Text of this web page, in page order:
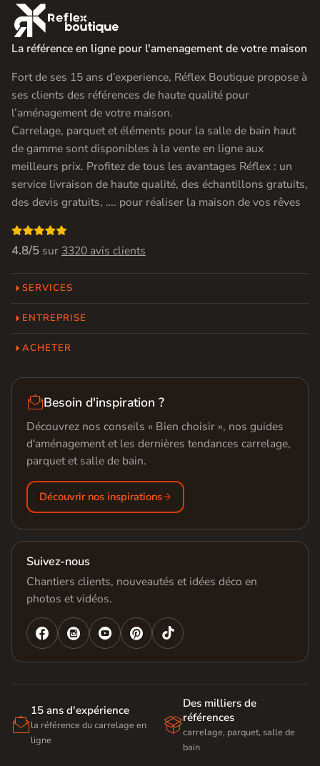

La référence en ligne pour l'amenagement de votre maison
Fort de ses 15 ans d’experience, Réflex Boutique propose à
ses clients des références de haute qualité pour
l’aménagement de votre maison.
Carrelage, parquet et éléments pour la salle de bain haut
de gamme sont disponibles à la vente en ligne aux
meilleurs prix. Profitez de tous les avantages Réflex : un
service livraison de haute qualité, des échantillons gratuits,
des devis gratuits, …. pour réaliser la maison de vos rêves

4.8/5 sur 3320 avis clients
SERVICES
ENTREPRISE
ACHETER
Besoin d'inspiration ?
Découvrez nos conseils « Bien choisir », nos guides
d'aménagement et les dernières tendances carrelage,
parquet et salle de bain.
Découvrir nos inspirations
Suivez-nous
Chantiers clients, nouveautés et idées déco en
photos et vidéos.
   

15 ans d'expérience
la référence du carrelage en
ligne

Des milliers de
références
carrelage, parquet, salle de
bain